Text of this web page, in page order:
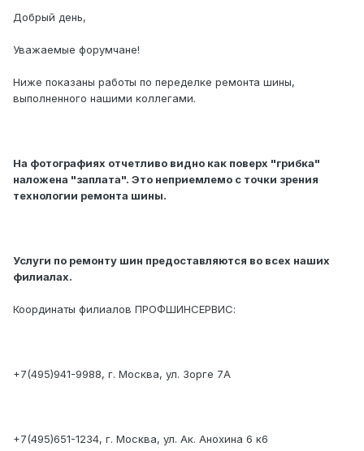
Добрый день,
Уважаемые форумчане!
Ниже показаны работы по переделке ремонта шины,
выполненного нашими коллегами.
На фотографиях отчетливо видно как поверх "грибка"
наложена "заплата". Это неприемлемо с точки зрения
технологии ремонта шины.
Услуги по ремонту шин предоставляются во всех наших
филиалах.
Координаты филиалов ПРОФШИНСЕРВИС:
+7(495)941-9988, г. Москва, ул. Зорге 7А
+7(495)651-1234, г. Москва, ул. Ак. Анохина 6 к6